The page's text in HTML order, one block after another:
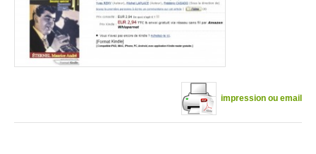
impression ou email